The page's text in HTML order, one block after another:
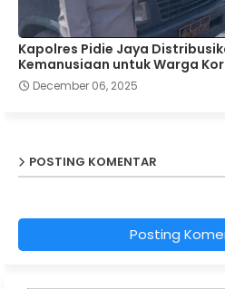
Kapolres Pidie Jaya
Kemanusiaan untuk Warga
December 06, 2025
POSTING KOMENTAR
Posting